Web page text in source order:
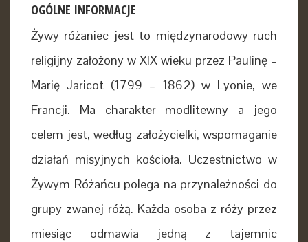
OGÓLNE INFORMACJE
Żywy różaniec jest to międzynarodowy ruch
religijny założony w XIX wieku przez Paulinę –
Marię Jaricot (1799 – 1862) w Lyonie, we
Francji. Ma charakter modlitewny a jego
celem jest, według założycielki, wspomaganie
działań misyjnych kościoła. Uczestnictwo w
Żywym Różańcu polega na przynależności do
grupy zwanej różą. Każda osoba z róży przez
miesiąc odmawia jedną z tajemnic